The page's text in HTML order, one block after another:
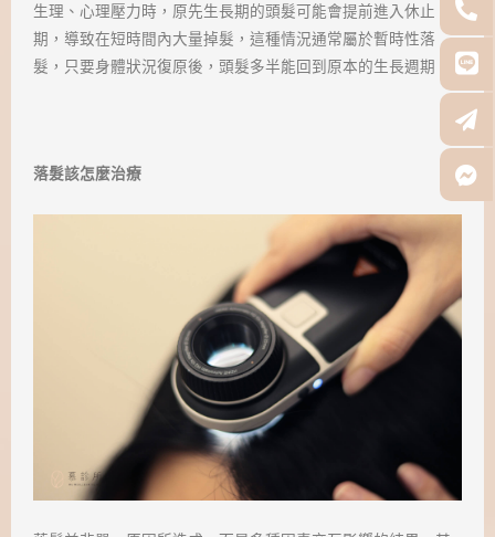
生理、心理壓力時，原先生長期的頭髮可能會提前進入休止
期，導致在短時間內大量掉髮，這種情況通常屬於暫時性落
髮，只要身體狀況復原後，頭髮多半能回到原本的生長週期。
落髮該怎麼治療